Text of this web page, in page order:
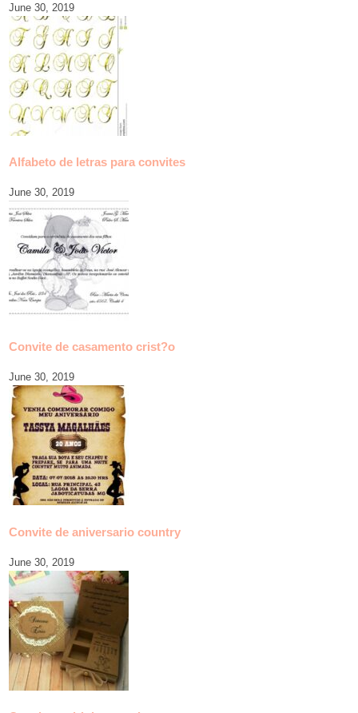
June 30, 2019
Alfabeto de letras para convites
June 30, 2019
Convite de casamento crist?o
June 30, 2019
Convite de aniversario country
June 30, 2019